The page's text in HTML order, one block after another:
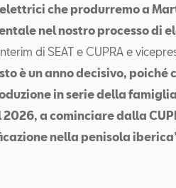
che produrremo a
nel nostro processo di
di SEAT e CUPRA e
è un anno decisivo,
in serie della
2026, a cominciare dalla
nella penisola